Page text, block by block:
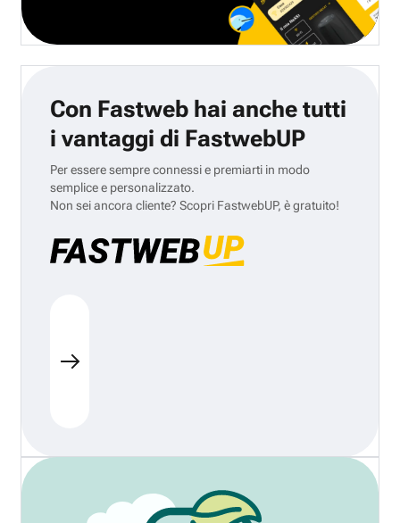
Con Fastweb hai anche tutti
i vantaggi di FastwebUP
Per essere sempre connessi e premiarti in modo
semplice e personalizzato.
Non sei ancora cliente? Scopri FastwebUP, è gratuito!